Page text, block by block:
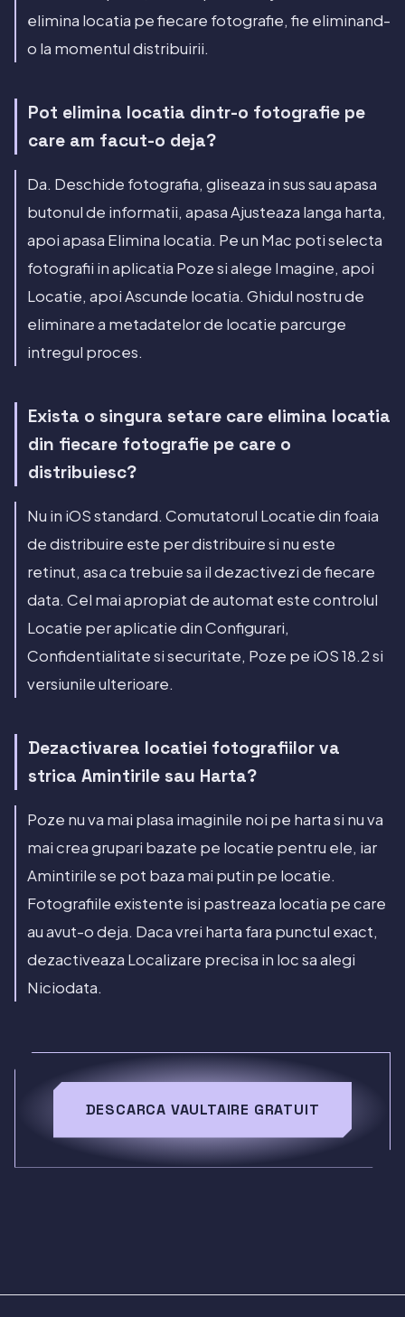
elimina locatia pe fiecare fotografie, fie eliminand-
o la momentul distribuirii.
Pot elimina locatia dintr-o fotografie pe
care am facut-o deja?
Da. Deschide fotografia, gliseaza in sus sau apasa
butonul de informatii, apasa Ajusteaza langa harta,
apoi apasa Elimina locatia. Pe un Mac poti selecta
fotografii in aplicatia Poze si alege Imagine, apoi
Locatie, apoi Ascunde locatia. Ghidul nostru de
eliminare a metadatelor de locatie parcurge
intregul proces.
Exista o singura setare care elimina locatia
din fiecare fotografie pe care o
distribuiesc?
Nu in iOS standard. Comutatorul Locatie din foaia
de distribuire este per distribuire si nu este
retinut, asa ca trebuie sa il dezactivezi de fiecare
data. Cel mai apropiat de automat este controlul
Locatie per aplicatie din Configurari,
Confidentialitate si securitate, Poze pe iOS 18.2 si
versiunile ulterioare.
Dezactivarea locatiei fotografiilor va
strica Amintirile sau Harta?
Poze nu va mai plasa imaginile noi pe harta si nu va
mai crea grupari bazate pe locatie pentru ele, iar
Amintirile se pot baza mai putin pe locatie.
Fotografiile existente isi pastreaza locatia pe care
au avut-o deja. Daca vrei harta fara punctul exact,
dezactiveaza Localizare precisa in loc sa alegi
Niciodata.
DESCARCA VAULTAIRE GRATUIT